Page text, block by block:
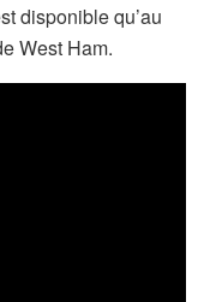
disponible qu’au
West Ham.